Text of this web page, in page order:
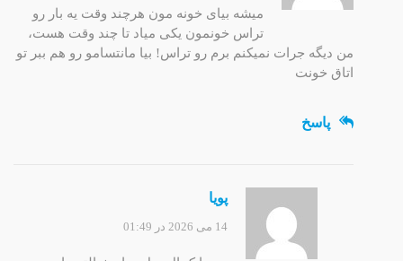
میشه بیای خونه مون هرچند وقت یه بار رو
تراس خونمون یکی میاد تا چند وقت هست،
من دیگه جرات نمیکنم برم رو تراس! بیا مانتسامو رو هم ببر تو
اتاق خونت
پاسخ
پویا
14 می 2026 در 01:49